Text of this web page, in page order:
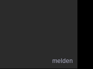
melden